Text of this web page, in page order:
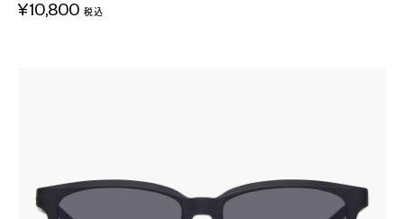
¥10,800 税込